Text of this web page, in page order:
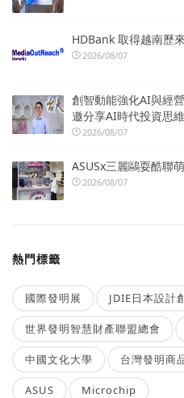
HDBank 取得越南歷
2026/08/07
創智動能強化AI與經
邀分享AI時代投資思維
2026/08/07
ASUSx三麗鷗耍酷聯
2026/08/07
熱門標籤
國際發明展 JDIE日本設計
世界發明智慧財產聯盟總會
中國文化大學 台灣發明商
ASUS Microchip